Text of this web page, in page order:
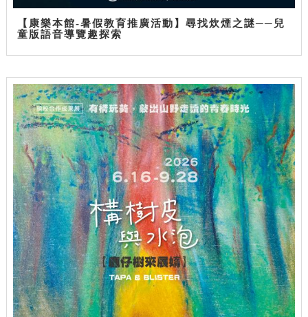
【康樂本館-暑假教育推廣活動】尋找炊煙之謎──兒
童版語音導覽趣探索